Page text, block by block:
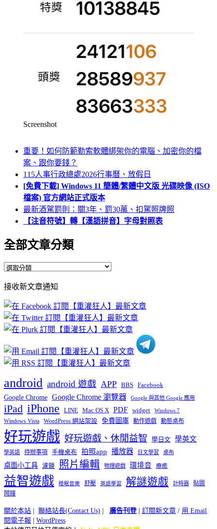
Screenshot
重要！如何防範勒索軟體綁架你的電腦、加密你的檔
案、跟你要錢？
115人事行政總處2026行事曆、放假日
[免費下載] Windows 11 簡體/繁體中文版 光碟映像 (ISO
檔案) 官方網站正式版本
最新酒駕罰則：關3年、罰30萬、扣駕照牌照
【注音符號】轉【漢語拼音】字母對照表
全部文章分類
全
文
章
分
類
接收新文章通知
android android 遊戲 APP BBS Facebook
Google Chrome Google Chrome 瀏覽器 Google 與其他 Google 應用
iPad iPhone LINE Mac OS X PDF widget Windows 7
Windows Vista WordPress 網站架設 免費圖庫 動作遊戲 動態桌布
好玩遊戲 好玩遊戲、休閒益智 學日文 學英文
學英語 待辦事項 手機桌布 拍照app 播放器 日文學習 桌布
桌面小工具 濾鏡 照片編輯 物理遊戲 環境音 療癒
益智遊戲 睡眠音樂 舒壓 英語學習 解謎遊戲 計時器
貼圖
鬧鐘
關於本站 聯絡站長(Contact Us) 廣告刊登| 訂閱新文章 / 用 Email
閱電子報
WordPress